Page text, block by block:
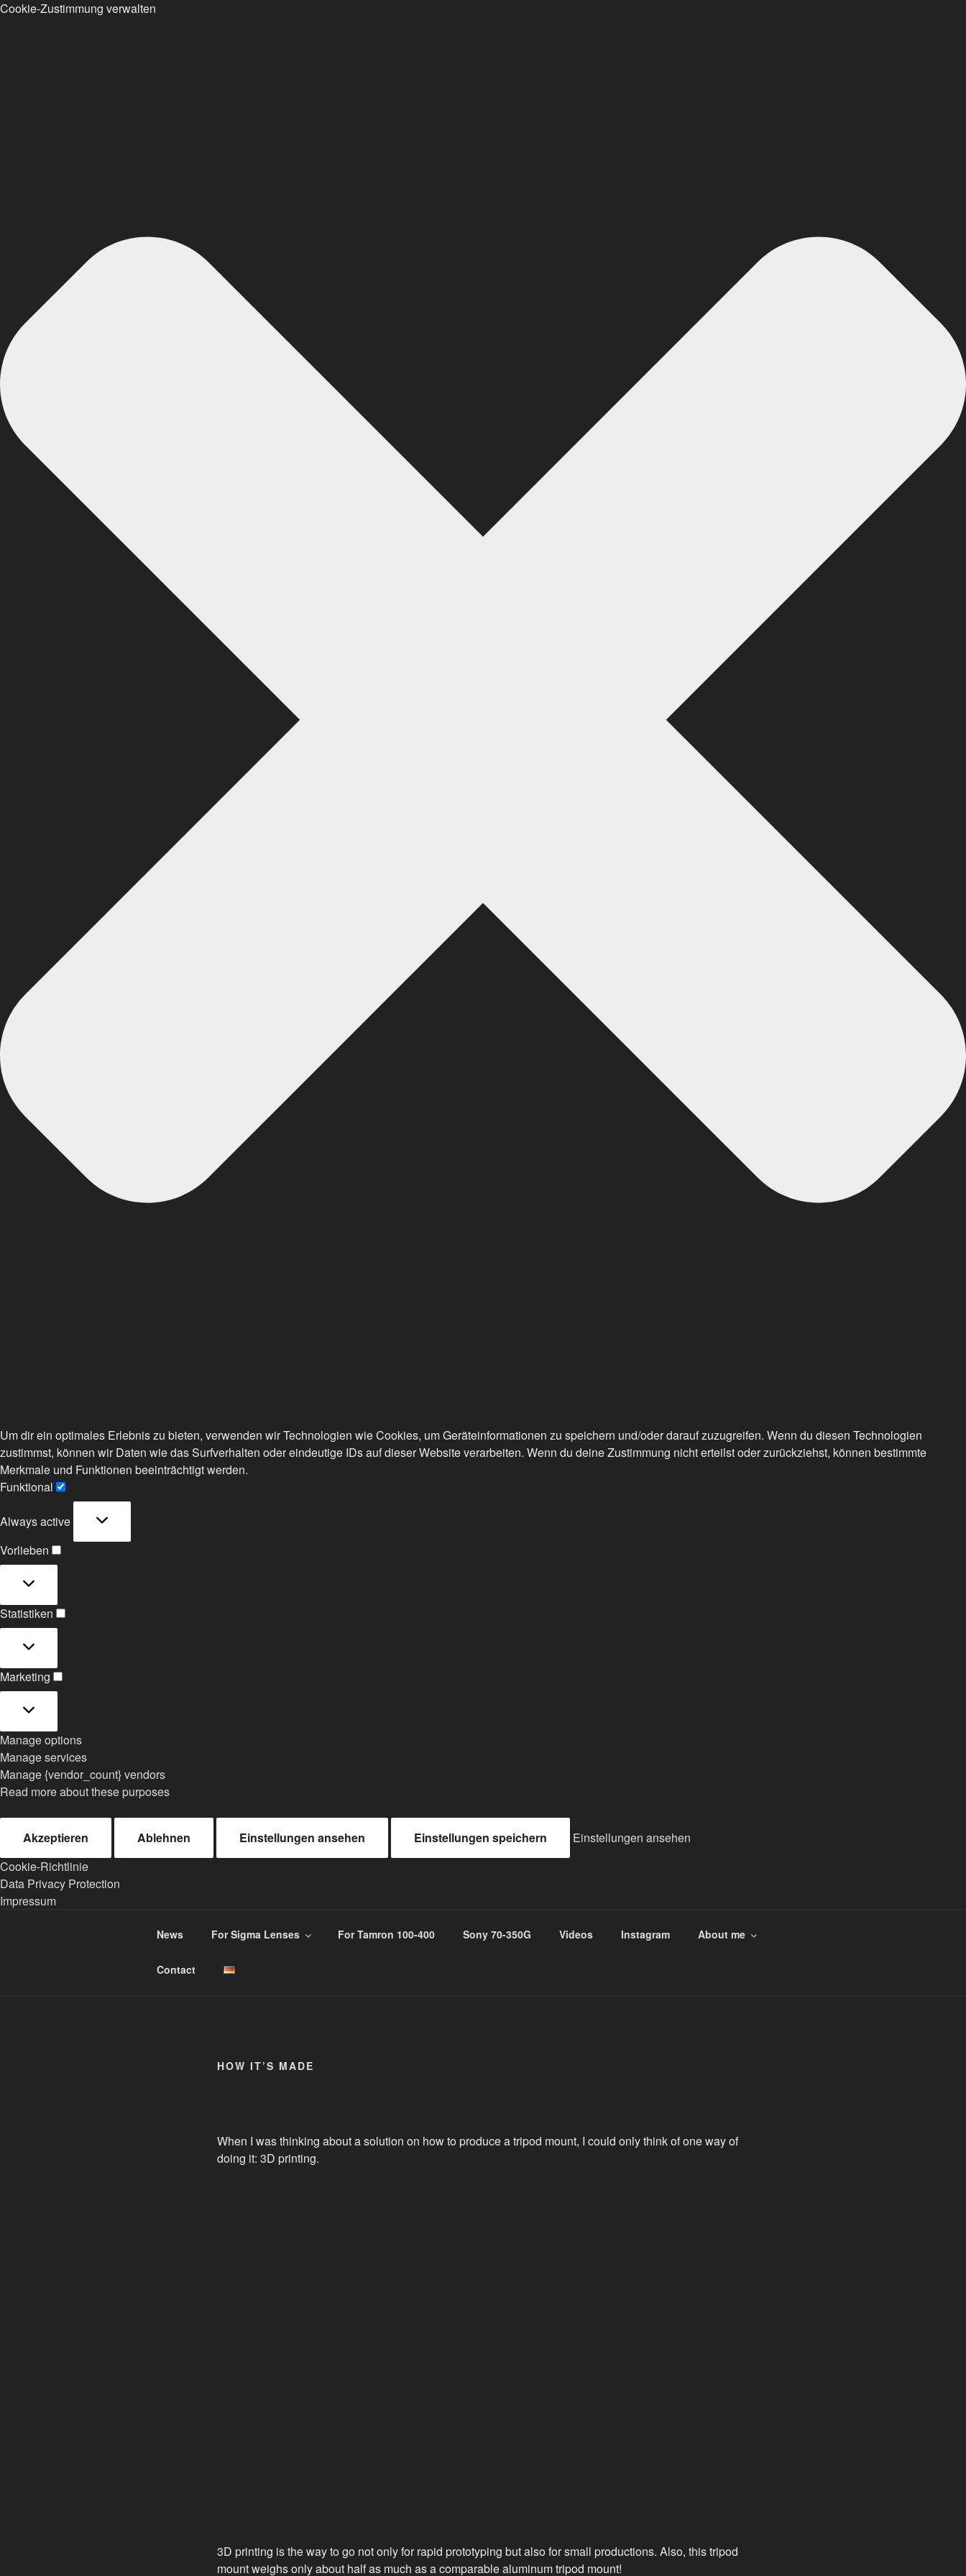
Cookie-Zustimmung verwalten
Um dir ein optimales Erlebnis zu bieten, verwenden wir Technologien wie Cookies, um Geräteinformationen zu speichern und/oder darauf zuzugreifen. Wenn du diesen Technologien
zustimmst, können wir Daten wie das Surfverhalten oder eindeutige IDs auf dieser Website verarbeiten. Wenn du deine Zustimmung nicht erteilst oder zurückziehst, können bestimmte
Merkmale und Funktionen beeinträchtigt werden.
Funktional
Always active
Vorlieben
Statistiken
Marketing
Manage options
Manage services
Manage {vendor_count} vendors
Read more about these purposes
Akzeptieren Ablehnen Einstellungen ansehen Einstellungen speichern
Einstellungen ansehen
Cookie-Richtlinie
Data Privacy Protection
Impressum
TRIPOD MOUNTS
For Sigma, Sony, and Tamron lenses
News For Sigma Lenses For Tamron 100-400 Sony 70-350G Videos Instagram About me
Contact
HOW IT’S MADE
When I was thinking about a solution on how to produce a tripod mount, I could only think of one way of
doing it: 3D printing.
3D printing is the way to go not only for rapid prototyping but also for small productions. Also, this tripod
mount weighs only about half as much as a comparable aluminum tripod mount!